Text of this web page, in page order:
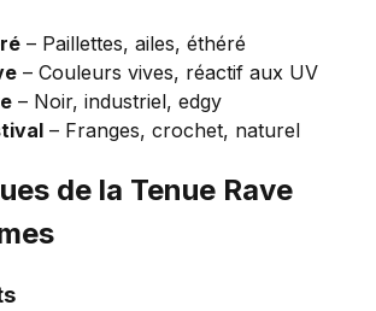
– Paillettes, ailes, éthéré
– Couleurs vives, réactif aux UV
– Noir, industriel, edgy
– Franges, crochet, naturel
de la Tenue Rave